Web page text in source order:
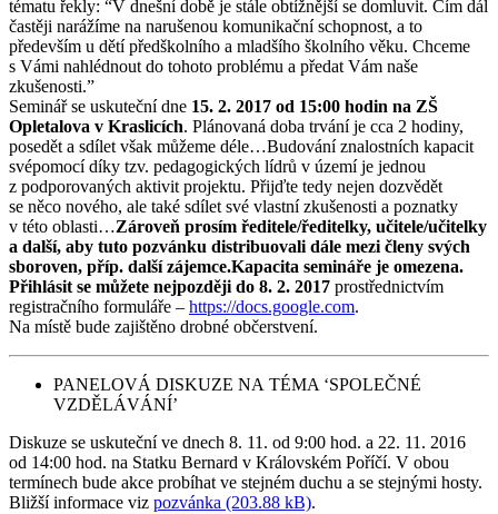
tématu řekly: “V dnešní době je stále obtížnější se domluvit. Čím dál
častěji narážíme na narušenou komunikační schopnost, a to
především u dětí předškolního a mladšího školního věku. Chceme
s Vámi nahlédnout do tohoto problému a předat Vám naše
zkušenosti.”
Seminář se uskuteční dne 15. 2. 2017 od 15:00 hodin na ZŠ
Opletalova v Kraslicích. Plánovaná doba trvání je cca 2 hodiny,
posedět a sdílet však můžeme déle…Budování znalostních kapacit
svépomocí díky tzv. pedagogických lídrů v území je jednou
z podporovaných aktivit projektu. Přijďte tedy nejen dozvědět
se něco nového, ale také sdílet své vlastní zkušenosti a poznatky
v této oblasti…Zároveň prosím ředitele/ředitelky, učitele/učitelky
a další, aby tuto pozvánku distribuovali dále mezi členy svých
sboroven, příp. další zájemce.Kapacita semináře je omezena.
Přihlásit se můžete nejpozději do 8. 2. 2017 prostřednictvím
registračního formuláře – https://docs.google.com.
Na místě bude zajištěno drobné občerstvení.
PANELOVÁ DISKUZE NA TÉMA ‘SPOLEČNÉ
VZDĚLÁVÁNÍ’
Diskuze se uskuteční ve dnech 8. 11. od 9:00 hod. a 22. 11. 2016
od 14:00 hod. na Statku Bernard v Královském Poříčí. V obou
termínech bude akce probíhat ve stejném duchu a se stejnými hosty.
Bližší informace viz pozvánka (203.88 kB).